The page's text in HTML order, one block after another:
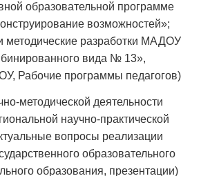
образовательной программе
возможностей»;
методические разработки МАДОУ
вида № 13»,
Рабочие программы педагогов)
методической деятельности
научно-практической
вопросы реализации
образовательного
образования, презентации)